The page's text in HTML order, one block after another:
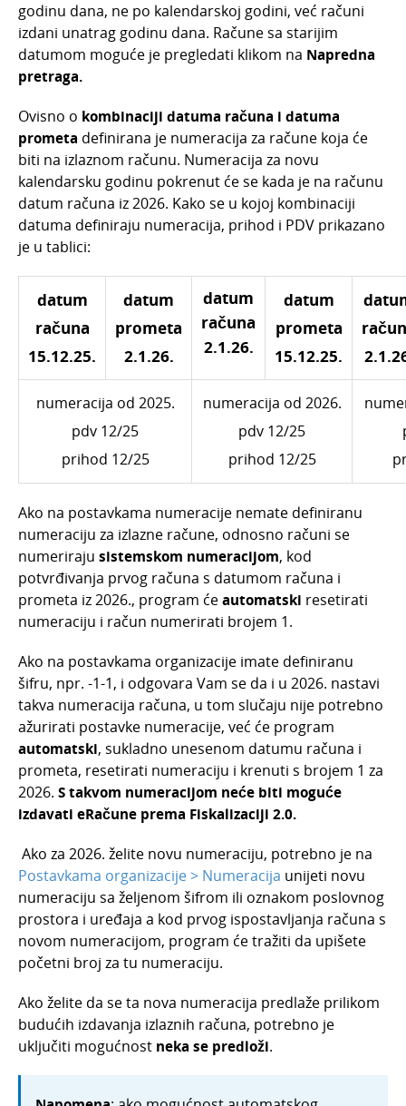
Siječanj 2022.
Prosinac 2021.
Studeni 2021.
Listopad 2021.
Lipanj 2021.
Svibanj 2021.
Travanj 2021.
Ožujak 2021.
Siječanj 2021.
Prosinac 2020.
Studeni 2020.
Srpanj 2020.
Svibanj 2020.
Veljača 2020.
Prosinac 2019.
Rujan 2019.
Povratna naknada na izlaznim računima
Baza znanja
godinu dana, ne po kalendarskoj godini, već računi
izdani unatrag godinu dana. Račune sa starijim
datumom moguće je pregledati klikom na Napredna
pretraga.
Ovisno o kombinaciji datuma računa i datuma
prometa definirana je numeracija za račune koja će
biti na izlaznom računu. Numeracija za novu
kalendarsku godinu pokrenut će se kada je na računu
datum računa iz 2026. Kako se u kojoj kombinaciji
datuma definiraju numeracija, prihod i PDV prikazano
je u tablici:
datum
računa
15.12.25.
datum
prometa
2.1.26.
datum
računa
2.1.26.
datum
prometa
15.12.25.
numeracija od 2025.
pdv 12/25
prihod 12/25
numeracija od 2026.
pdv 12/25
prihod 12/25
Ako na postavkama numeracije nemate definiranu
numeraciju za izlazne račune, odnosno računi se
numeriraju sistemskom numeracijom, kod
potvrđivanja prvog računa s datumom računa i
prometa iz 2026., program ćeautomatski resetirati
numeraciju i račun numerirati brojem 1.
Ako na postavkama organizacije imate definiranu
šifru, npr. -1-1, i odgovara Vam se da i u 2026. nastavi
takva numeracija računa, u tom slučaju nije potrebno
ažurirati postavke numeracije, već će program
automatski, sukladno unesenom datumu računa i
prometa, resetirati numeraciju i krenuti s brojem 1 za
2026. S takvom numeracijom neće biti moguće
izdavati eRačune prema Fiskalizaciji 2.0.
Ako za 2026. želite novu numeraciju, potrebno je na
Postavkama organizacije > Numeracija unijeti novu
numeraciju sa željenom šifrom ili oznakom poslovnog
prostora i uređaja a kod prvog ispostavljanja računa s
novom numeracijom, program će tražiti da upišete
početni broj za tu numeraciju.
Ako želite da se ta nova numeracija predlaže prilikom
budućih izdavanja izlaznih računa, potrebno je
uključiti mogućnost neka se predloži.